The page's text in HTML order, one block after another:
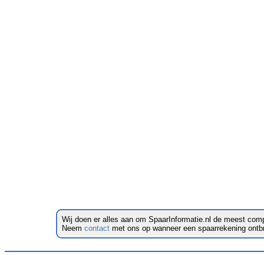
Wij doen er alles aan om SpaarInformatie.nl de meest
Neem contact met ons op wanneer een spaarrekening